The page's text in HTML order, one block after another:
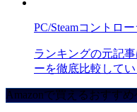
PC/Steamコントロ
ランキングの元記
ーを徹底比較して
Amazonで買えるおすす